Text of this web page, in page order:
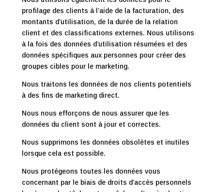
profilage des clients à l’aide de la facturation, des
montants d’utilisation, de la durée de la relation
client et des classifications externes. Nous utilisons
à la fois des données d’utilisation résumées et des
données spécifiques aux personnes pour créer des
groupes cibles pour le marketing.
Nous traitons les données de nos clients potentiels
à des fins de marketing direct.
Nous nous efforçons de nous assurer que les
données du client sont à jour et correctes.
Nous supprimons les données obsolètes et inutiles
lorsque cela est possible.
Nous protégeons toutes les données vous
concernant par le biais de droits d’accès personnels